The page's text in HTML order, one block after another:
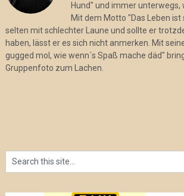
Hund" und immer unterwegs,
Mit dem Motto "Das Leben
selten mit schlechter Laune und sollte er
haben, lässt er es sich nicht anmerken. Mit
gugged mol, wie wenn´s Spaß mache däd"
Gruppenfoto zum Lachen.